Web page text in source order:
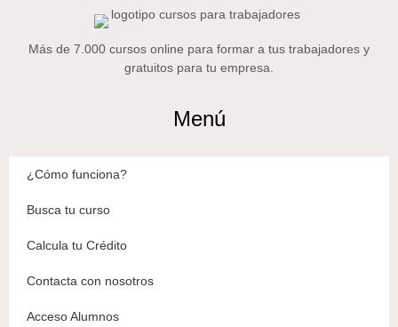
Más de 7.000 cursos online para formar a tus trabajadores y
gratuitos para tu empresa.
Menú
¿Cómo funciona?
Busca tu curso
Calcula tu Crédito
Contacta con nosotros
Acceso Alumnos